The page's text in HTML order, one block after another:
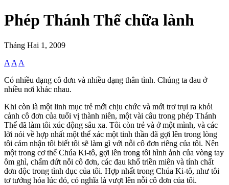
Phép Thánh Thể chữa lành
Tháng Hai 1, 2009
A A A
Có nhiều dạng cô đơn và nhiều dạng thân tình. Chúng ta đau ở
nhiều nơi khác nhau.
Khi còn là một linh mục trẻ mới chịu chức và mới trơ trụi ra khỏi
cảnh cô đơn của tuổi vị thành niên, một vài câu trong phép Thánh
Thể đã làm tôi xúc động sâu xa. Tôi còn trẻ và ở một mình, và các
lời nói về hợp nhất một thể xác một tinh thần đã gợi lên trong lòng
tôi cảm nhận tôi biết tôi sẽ làm gì với nỗi cô đơn riêng của tôi. Nên
một trong cơ thể Chúa Ki-tô, gợi lên trong tôi hình ảnh của vòng tay
ôm ghì, chấm dứt nỗi cô đơn, các đau khổ triền miên và tính chất
đơn độc trong tình dục của tôi. Hợp nhất trong Chúa Ki-tô, như tôi
tơ tưởng hóa lúc đó, có nghĩa là vượt lên nỗi cô đơn của tôi.